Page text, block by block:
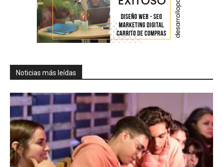
Noticias más leídas